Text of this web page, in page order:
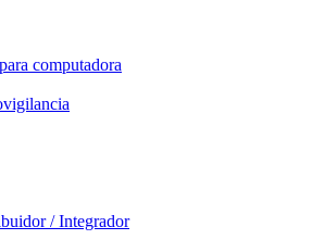
computadora
/ Integrador